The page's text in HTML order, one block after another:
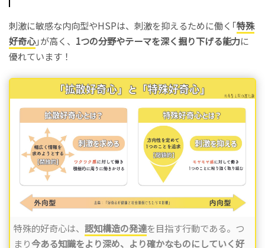
刺激に敏感な内向型やHSPは、刺激を抑えるために働く｢特殊
好奇心｣が高く、 1つの分野やテーマを深く掘り下げる能力に
優れています！
特殊的好奇心は、認知構造の発達を目指す行動である。つ
まり今ある知識をより深め、より確かなものにしていく好